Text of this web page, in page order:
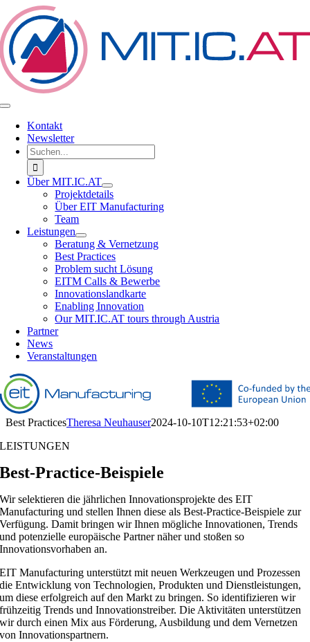
Zum
Inhalt
springen
Toggle
NavigationKontakt
Newsletter
Suche
nach:
Über MIT.IC.AT
Projektdetails
Über EIT Manufacturing
Team
Leistungen
Beratung & Vernetzung
Best Practices
Problem sucht Lösung
EITM Calls & Bewerbe
Innovationslandkarte
Enabling Innovation
Our MIT.IC.AT tours through Austria
Partner
News
Veranstaltungen
Best PracticesTheresa Neuhauser2024-10-10T12:21:53+02:00
LEISTUNGEN
Best-Practice-Beispiele
Wir selektieren die jährlichen Innovationsprojekte des EIT
Manufacturing und stellen Ihnen diese als Best-Practice-Beispiele zur
Verfügung. Damit bringen wir Ihnen mögliche Innovationen, Trends
und potenzielle europäische Partner näher und stoßen so
Innovationsvorhaben an.
EIT Manufacturing unterstützt mit neuen Werkzeugen und Prozessen
die Entwicklung von Technologien, Produkten und Dienstleistungen,
um diese erfolgreich auf den Markt zu bringen. So identifizieren wir
frühzeitig Trends und Innovationstreiber. Die Aktivitäten unterstützen
wir durch einen Mix aus Förderung, Ausbildung und dem Vernetzen
von Innovationspartnern.